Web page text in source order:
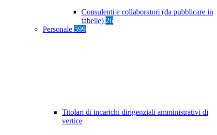
Consulenti e collaboratori (da pubblicare in
tabelle) 26
Personale 599
Titolari di incarichi dirigenziali amministrativi di
vertice